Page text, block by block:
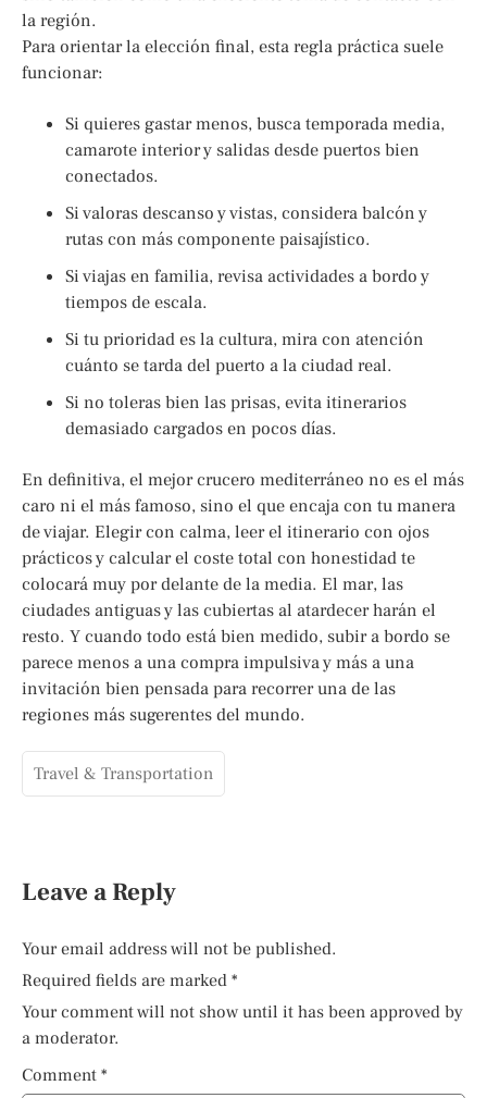
la región.
Para orientar la elección final, esta regla práctica suele
funcionar:
Si quieres gastar menos, busca temporada media,
camarote interior y salidas desde puertos bien
conectados.
Si valoras descanso y vistas, considera balcón y
rutas con más componente paisajístico.
Si viajas en familia, revisa actividades a bordo y
tiempos de escala.
Si tu prioridad es la cultura, mira con atención
cuánto se tarda del puerto a la ciudad real.
Si no toleras bien las prisas, evita itinerarios
demasiado cargados en pocos días.
En definitiva, el mejor crucero mediterráneo no es el más
caro ni el más famoso, sino el que encaja con tu manera
de viajar. Elegir con calma, leer el itinerario con ojos
prácticos y calcular el coste total con honestidad te
colocará muy por delante de la media. El mar, las
ciudades antiguas y las cubiertas al atardecer harán el
resto. Y cuando todo está bien medido, subir a bordo se
parece menos a una compra impulsiva y más a una
invitación bien pensada para recorrer una de las
regiones más sugerentes del mundo.
Travel & Transportation
Leave a Reply
Your email address will not be published.
Required fields are marked *
Your comment will not show until it has been approved by
a moderator.
Comment *